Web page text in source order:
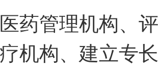
药管理机构、
机构、建立专